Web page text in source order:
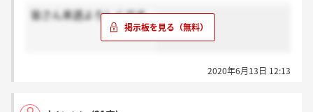
皆さん来週よろしくです。
2020年6月13日 12:13